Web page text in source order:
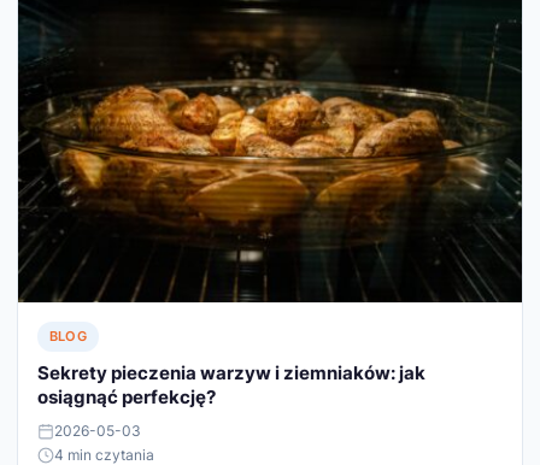
BLOG
Sekrety pieczenia warzyw i ziemniaków: jak
osiągnąć perfekcję?
2026-05-03
4 min czytania